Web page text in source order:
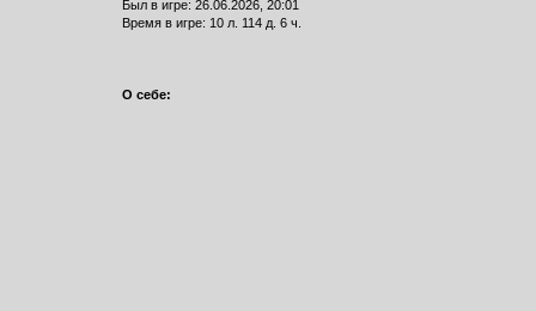
Был в игре: 26.06.2026, 20:01
Время в игре: 10 л. 114 д. 6 ч.
О себе: